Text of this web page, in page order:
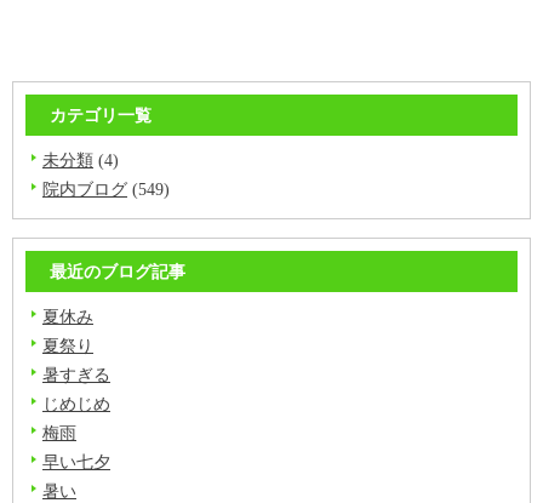
カテゴリ一覧
未分類 (4)
院内ブログ (549)
最近のブログ記事
夏休み
夏祭り
暑すぎる
じめじめ
梅雨
早い七夕
暑い